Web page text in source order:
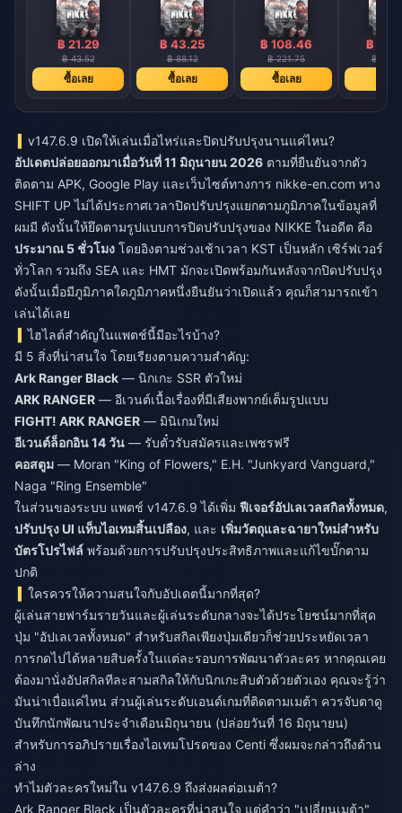
฿ 21.29
฿ 43.52
ซื้อเลย
฿ 43.25
฿ 88.12
ซื้อเลย
฿ 108.46
฿ 221.75
ซื้อเลย
฿
฿
v147.6.9 เปิดให้เล่นเมื่อไหร่และปิดปรับปรุงนานแค่ไหน?
อัปเดตปล่อยออกมาเมื่อวันที่ 11 มิถุนายน 2026 ตามที่ยืนยันจากตัว
ติดตาม APK, Google Play และเว็บไซต์ทางการ nikke-en.com ทาง
SHIFT UP ไม่ได้ประกาศเวลาปิดปรับปรุงแยกตามภูมิภาคในข้อมูลที่
ผมมี ดังนั้นให้ยึดตามรูปแบบการปิดปรับปรุงของ NIKKE ในอดีต คือ
ประมาณ 5 ชั่วโมง โดยอิงตามช่วงเช้าเวลา KST เป็นหลัก เซิร์ฟเวอร์
ทั่วโลก รวมถึง SEA และ HMT มักจะเปิดพร้อมกันหลังจากปิดปรับปรุง
ดังนั้นเมื่อมีภูมิภาคใดภูมิภาคหนึ่งยืนยันว่าเปิดแล้ว คุณก็สามารถเข้า
เล่นได้เลย
ไฮไลต์สำคัญในแพตช์นี้มีอะไรบ้าง?
มี 5 สิ่งที่น่าสนใจ โดยเรียงตามความสำคัญ:
Ark Ranger Black — นิกเกะ SSR ตัวใหม่
ARK RANGER — อีเวนต์เนื้อเรื่องที่มีเสียงพากย์เต็มรูปแบบ
FIGHT! ARK RANGER — มินิเกมใหม่
อีเวนต์ล็อกอิน 14 วัน — รับตั๋วรับสมัครและเพชรฟรี
คอสตูม — Moran "King of Flowers," E.H. "Junkyard Vanguard,"
Naga "Ring Ensemble"
ในส่วนของระบบ แพตช์ v147.6.9 ได้เพิ่ม ฟีเจอร์อัปเลเวลสกิลทั้งหมด,
ปรับปรุง UI แท็บไอเทมสิ้นเปลือง, และ เพิ่มวัตถุและฉายาใหม่สำหรับ
บัตรโปรไฟล์ พร้อมด้วยการปรับปรุงประสิทธิภาพและแก้ไขบั๊กตาม
ปกติ
ใครควรให้ความสนใจกับอัปเดตนี้มากที่สุด?
ผู้เล่นสายฟาร์มรายวันและผู้เล่นระดับกลางจะได้ประโยชน์มากที่สุด
ปุ่ม "อัปเลเวลทั้งหมด" สำหรับสกิลเพียงปุ่มเดียวก็ช่วยประหยัดเวลา
การกดไปได้หลายสิบครั้งในแต่ละรอบการพัฒนาตัวละคร หากคุณเคย
ต้องมานั่งอัปสกิลทีละสามสกิลให้กับนิกเกะสิบตัวด้วยตัวเอง คุณจะรู้ว่า
มันน่าเบื่อแค่ไหน ส่วนผู้เล่นระดับเอนด์เกมที่ติดตามเมต้า ควรจับตาดู
บันทึกนักพัฒนาประจำเดือนมิถุนายน (ปล่อยวันที่ 16 มิถุนายน)
สำหรับการอภิปรายเรื่องไอเทมโปรดของ Centi ซึ่งผมจะกล่าวถึงด้าน
ล่าง
ทำไมตัวละครใหม่ใน v147.6.9 ถึงส่งผลต่อเมต้า?
Ark Ranger Black เป็นตัวละครที่น่าสนใจ แต่คำว่า "เปลี่ยนเมต้า"